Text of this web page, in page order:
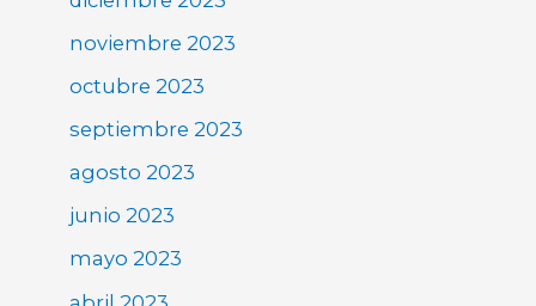
noviembre 2023
octubre 2023
septiembre 2023
agosto 2023
junio 2023
mayo 2023